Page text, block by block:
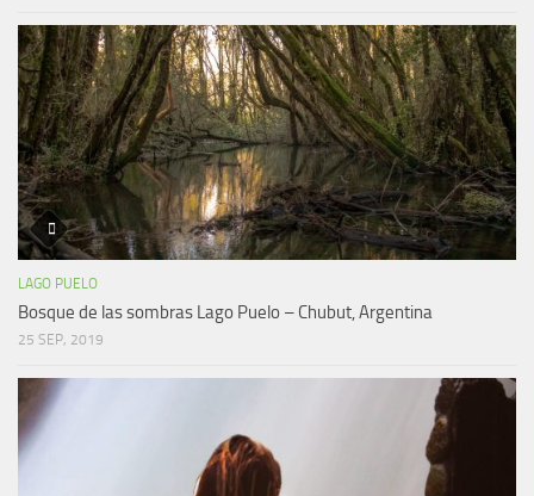
LAGO PUELO
Bosque de las sombras Lago Puelo – Chubut, Argentina
25 SEP, 2019